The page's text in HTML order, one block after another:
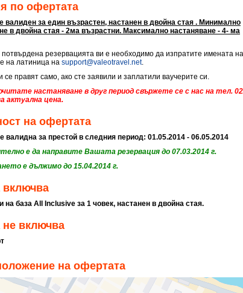
по офертата
валиден за един възрастен, настанен в двойна стая . Минимално
в двойна стая - 2ма възрастни. Максимално настаняване - 4- ма
резервацията ви е необходимо да изпратите имената на
на латиница на support@valeotravel.net.
се правят само, ако сте заявили и заплатили ваучерите си.
настаняване в друг период свържете се с нас на тел.
актуална цена.
на офертата
валидна за престой в следния период: 01.05.2014 - 06.05.2014
е да направите Вашата резервация до 07.03.2014 г.
е дължимо до 15.04.2014 г.
включва
на база All Inclusive за 1 човек, настанен в двойна стая.
не включва
на офертата